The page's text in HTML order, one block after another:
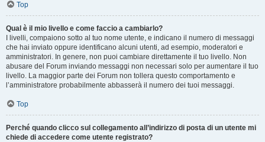
Top
Qual è il mio livello e come faccio a cambiarlo?
I livelli, compaiono sotto al tuo nome utente, e indicano il numero di messaggi
che hai inviato oppure identificano alcuni utenti, ad esempio, moderatori e
amministratori. In genere, non puoi cambiare direttamente il tuo livello. Non
abusare del Forum inviando messaggi non necessari solo per aumentare il tuo
livello. La maggior parte dei Forum non tollera questo comportamento e
l’amministratore probabilmente abbasserà il numero dei tuoi messaggi.
Top
Perché quando clicco sul collegamento all’indirizzo di posta di un utente mi
chiede di accedere come utente registrato?